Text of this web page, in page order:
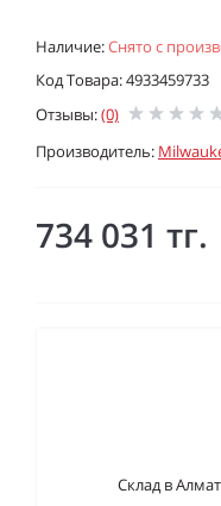
Наличие:Снято с
Код Товара: 4933459733
Отзывы:(0)
Производитель:
734 031 тг.
Склад в